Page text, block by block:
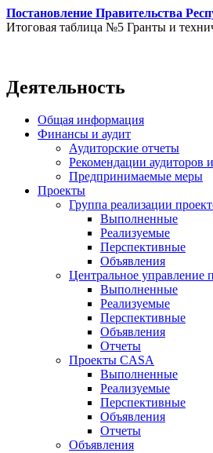
Постановление Правительства
Итоговая таблица №5 Гранты и
Деятельность
Общая информация
Финансы и аудит
Аудиторские отчеты
Рекомендации аудиторов
Предпринимаемые меры
Проекты
Группа реализации
Выполненные
Реализуемые
Перспективные
Объявления
Центральное управление
Выполненные
Реализуемые
Перспективные
Объявления
Отчеты
Проекты CASA
Выполненные
Реализуемые
Перспективные
Объявления
Отчеты
Объявления